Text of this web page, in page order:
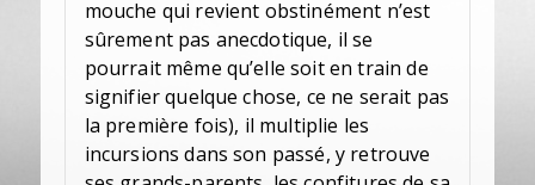
mouche qui revient obstinément n’est
sûrement pas anecdotique, il se
pourrait même qu’elle soit en train de
signifier quelque chose, ce ne serait pas
la première fois), il multiplie les
incursions dans son passé, y retrouve